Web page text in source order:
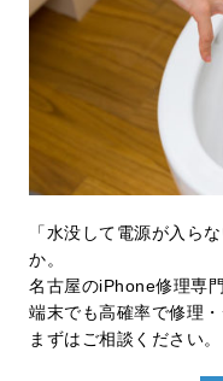
「水没して電源が入ら
か。
名古屋のiPhone修理専
端末でも高確率で修理
まずはご相談ください。